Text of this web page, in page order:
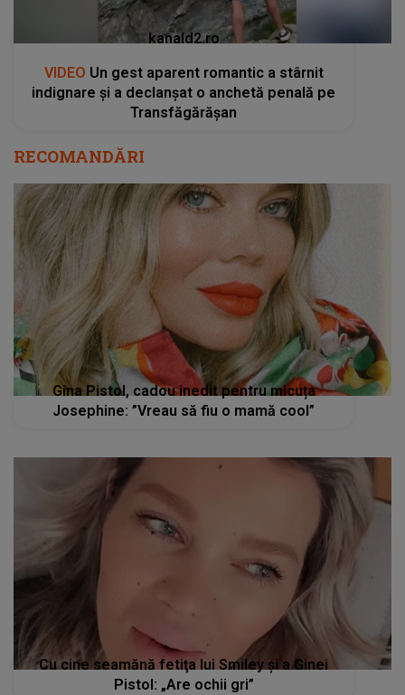
kanald2.ro
VIDEO Un gest aparent romantic a stârnit
indignare și a declanșat o anchetă penală pe
Transfăgărășan
RECOMANDĂRI
Gina Pistol, cadou inedit pentru micuța
Josephine: ”Vreau să fiu o mamă cool”
Cu cine seamănă fetiţa lui Smiley şi a Ginei
Pistol: „Are ochii gri”